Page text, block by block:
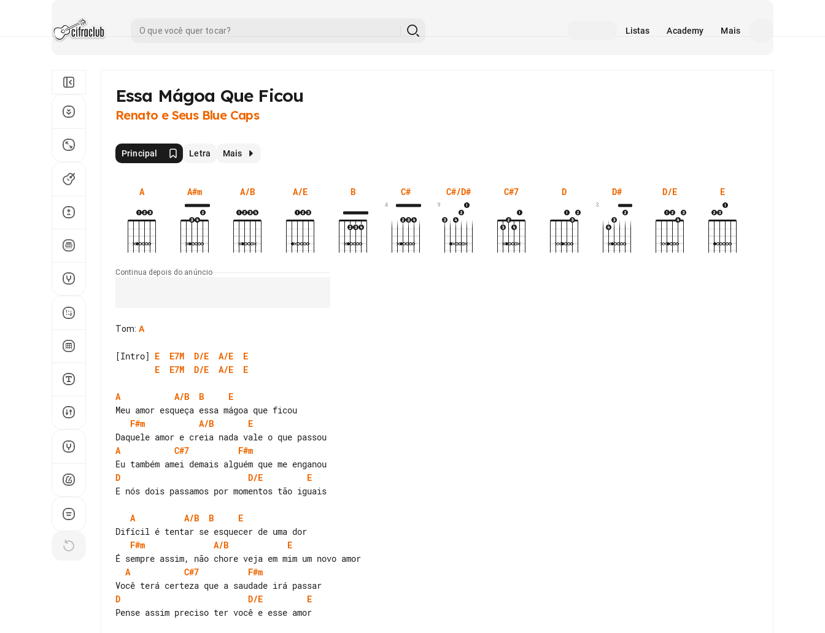
Listas Academy Mais
Essa Mágoa Que Ficou
Renato e Seus Blue Caps
Principal Letra Mais
A A#m A/B A/E B C#
4
C#/D#
9
C#7 D D#
3
D/E E
Continua depois do anúncio
Tom: A
[Intro] E E7M D/E A/E
E
E
E7M D/E A/E E
A A/B B
E
F#m
A/B
E
A
C#7
F#m
D
D/E
E
E nós dois passamos por momentos tão iguais
A A/B B
E
F#m
A/B
E
A
C#7
F#m
D
D/E
E
Pense assim preciso ter você e esse amor